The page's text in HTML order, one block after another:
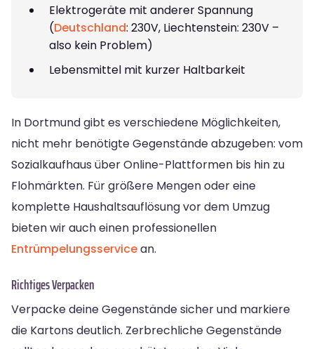
Elektrogeräte mit anderer Spannung
(Deutschland: 230V, Liechtenstein: 230V –
also kein Problem)
Lebensmittel mit kurzer Haltbarkeit
In Dortmund gibt es verschiedene Möglichkeiten,
nicht mehr benötigte Gegenstände abzugeben: vom
Sozialkaufhaus über Online-Plattformen bis hin zu
Flohmärkten. Für größere Mengen oder eine
komplette Haushaltsauflösung vor dem Umzug
bieten wir auch einen professionellen
Entrümpelungsservicean.
Richtiges Verpacken
Verpacke deine Gegenstände sicher und markiere
die Kartons deutlich. Zerbrechliche Gegenstände